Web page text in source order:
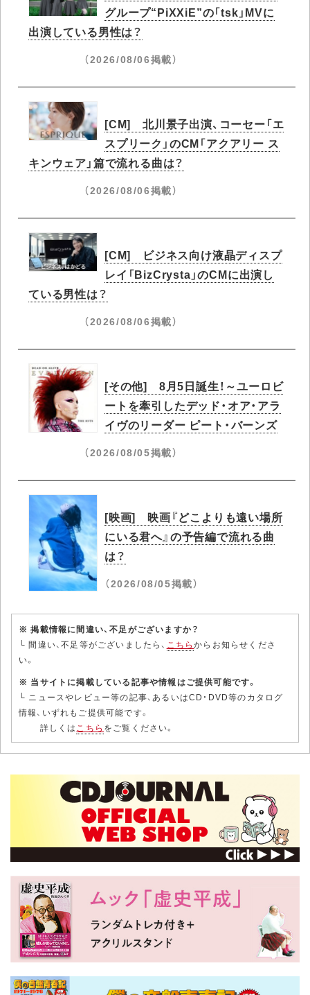
グループ“PiXXiE”の「tsk」MVに
出演している男性は？
（2026/08/06掲載）
[CM] 北川景子出演、コーセー「エ
スプリーク」のCM「アクアリー ス
キンウェア」篇で流れる曲は？
（2026/08/06掲載）
[CM] ビジネス向け液晶ディスプ
レイ「BizCrysta」のCMに出演し
ている男性は？
（2026/08/06掲載）
[その他] 8月5日誕生！～ユーロビ
ートを牽引したデッド・オア・アラ
イヴのリーダー ピート・バーンズ
（2026/08/05掲載）
[映画] 映画『どこよりも遠い場所
にいる君へ』の予告編で流れる曲
は？
（2026/08/05掲載）
※ 掲載情報に間違い、不足がございますか？
└ 間違い、不足等がございましたら、 こちらからお知らせくださ
い。
※ 当サイトに掲載している記事や情報はご提供可能です。
└ ニュースやレビュー等の記事、あるいはCD・DVD等のカタログ
情報、いずれもご提供可能です。
詳しくはこちら をご覧ください。